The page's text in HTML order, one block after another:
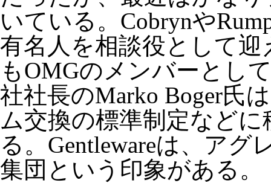
いている。Cobrynや
有名人を相談役として迎
もOMGのメンバーとし
社社長のMarko Boger氏
ム交換の標準制定など
る。Gentlewareは、ア
集団という印象がある。